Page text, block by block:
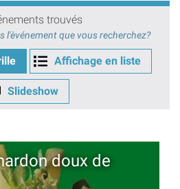
trouvés
l'èvénement que vous recherchez?
Affichage en liste
Slideshow
doux de